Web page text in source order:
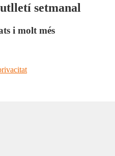
setmanal
i molt més